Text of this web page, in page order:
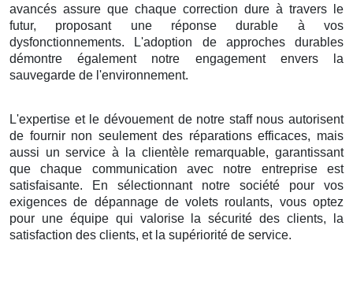
avancés assure que chaque correction dure à travers le
futur, proposant une réponse durable à vos
dysfonctionnements. L'adoption de approches durables
démontre également notre engagement envers la
sauvegarde de l'environnement.
L'expertise et le dévouement de notre staff nous autorisent
de fournir non seulement des réparations efficaces, mais
aussi un service à la clientèle remarquable, garantissant
que chaque communication avec notre entreprise est
satisfaisante. En sélectionnant notre société pour vos
exigences de dépannage de volets roulants, vous optez
pour une équipe qui valorise la sécurité des clients, la
satisfaction des clients, et la supériorité de service.